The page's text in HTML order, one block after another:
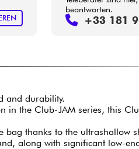
beantworten.
+33 181
and durability.
in the Club-JAM series, this
thanks to the ultrashallow
along with significant low-